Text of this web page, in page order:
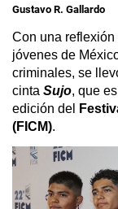
Gustavo R. Gallardo
Con una
jóvenes de
criminales, se
cinta Sujo, que
edición del
(FICM).